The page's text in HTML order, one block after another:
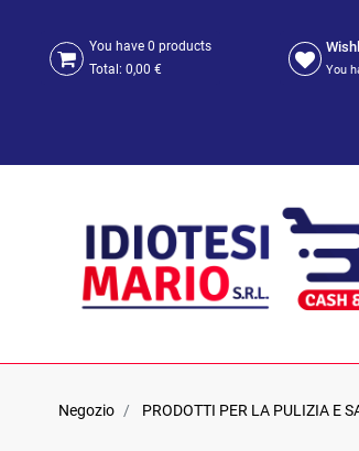
You have 0 products
Total: 0,00 € You
Negozio PRODOTTI PER LA PULIZIA E